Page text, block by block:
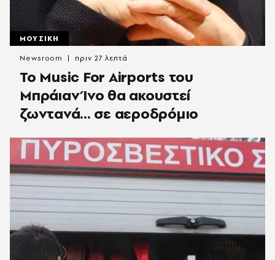
ΜΟΥΣΙΚΗ
Το Music For Airports του
Μπράιαν Ίνο θα ακουστεί
ζωντανά... σε αεροδρόμιο
Newsroom πριν 27 λεπτά